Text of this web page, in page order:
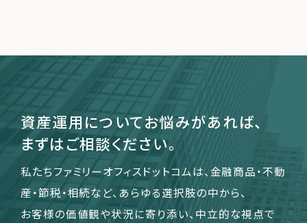
資産運用についてお悩みがあれば、
まずはご相談ください。
私たちファミリーオフィスドットコムは、金融商品・不動
産・節税・相続など、あらゆる選択肢の中から、
お客様の価値観や状況に寄り添い、中立的な視点で